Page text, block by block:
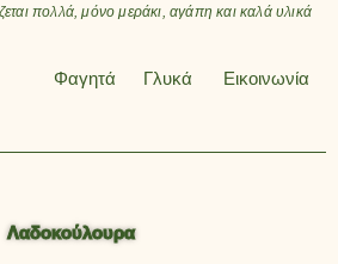
πολλά, μόνο μεράκι, αγάπη και καλά υλικά
Φαγητά Γλυκά Εικοινωνία
Λαδοκούλουρα